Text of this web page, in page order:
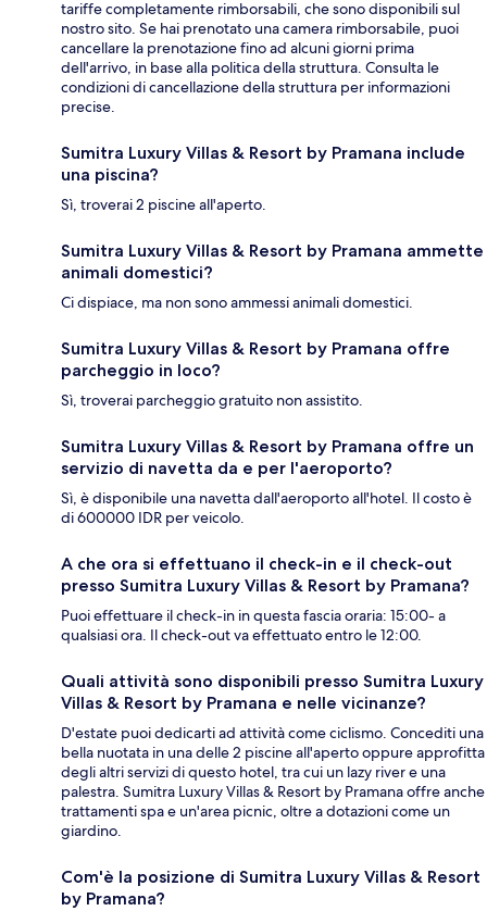
tariffe completamente rimborsabili, che sono disponibili sul
nostro sito. Se hai prenotato una camera rimborsabile, puoi
cancellare la prenotazione fino ad alcuni giorni prima
dell'arrivo, in base alla politica della struttura. Consulta le
condizioni di cancellazione della struttura per informazioni
precise.
Sumitra Luxury Villas & Resort by Pramana include
una piscina?
Sì, troverai 2 piscine all'aperto.
Sumitra Luxury Villas & Resort by Pramana ammette
animali domestici?
Ci dispiace, ma non sono ammessi animali domestici.
Sumitra Luxury Villas & Resort by Pramana offre
parcheggio in loco?
Sì, troverai parcheggio gratuito non assistito.
Sumitra Luxury Villas & Resort by Pramana offre un
servizio di navetta da e per l'aeroporto?
Sì, è disponibile una navetta dall'aeroporto all'hotel. Il costo è
di 600000 IDR per veicolo.
A che ora si effettuano il check-in e il check-out
presso Sumitra Luxury Villas & Resort by Pramana?
Puoi effettuare il check-in in questa fascia oraria: 15:00- a
qualsiasi ora. Il check-out va effettuato entro le 12:00.
Quali attività sono disponibili presso Sumitra Luxury
Villas & Resort by Pramana e nelle vicinanze?
D'estate puoi dedicarti ad attività come ciclismo. Concediti una
bella nuotata in una delle 2 piscine all'aperto oppure approfitta
degli altri servizi di questo hotel, tra cui un lazy river e una
palestra. Sumitra Luxury Villas & Resort by Pramana offre anche
trattamenti spa e un'area picnic, oltre a dotazioni come un
giardino.
Com'è la posizione di Sumitra Luxury Villas & Resort
by Pramana?